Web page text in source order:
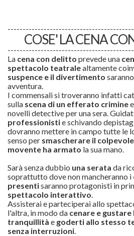
COSE' LA CENA
La cena con delitto prevede una
spettacolo teatralealtamente
suspence e il divertimento
avventura.
I commensali si troveranno infatti
sulla scena di un efferato crimine
novelli detective per una sera.
professionistie schivando
dovranno mettere in campo tutte le
senso per smascherare il
movente ha armato la sua mano.
Sarà senza dubbio una serata da
soprattutto dove non mancheranno i
presentisaranno protagonisti in
spettacolo interattivo.
Assisterai e parteciperai allo
l'altra, in modo da cenare e
tranquillità e goderti allo stesso
senza interruzioni.